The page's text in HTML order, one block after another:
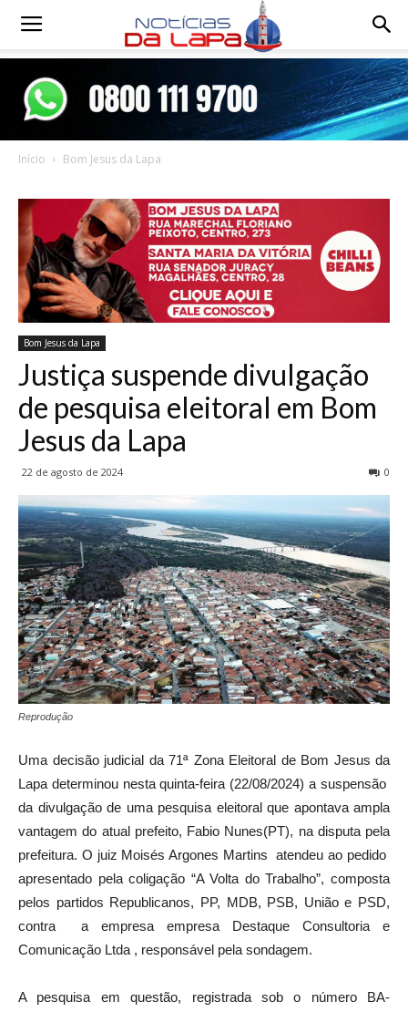
Notícias
Início Bom Jesus da Lapa
Bom Jesus da Lapa
Justiça suspende divulgação
de pesquisa eleitoral em Bom
Jesus da Lapa
22 de agosto de 2024 0
Reprodução
Uma decisão judicial da 71ª Zona Eleitoral de Bom Jesus da
Lapa determinou nesta quinta-feira (22/08/2024) a suspensão
da divulgação de uma pesquisa eleitoral que apontava ampla
vantagem do atual prefeito, Fabio Nunes(PT), na disputa pela
prefeitura. O juiz Moisés Argones Martins atendeu ao pedido
apresentado pela coligação “A Volta do Trabalho”, composta
pelos partidos Republicanos, PP, MDB, PSB, União e PSD,
contra a empresa empresa Destaque Consultoria e
Comunicação Ltda , responsável pela sondagem.
A pesquisa em questão, registrada sob o número BA-